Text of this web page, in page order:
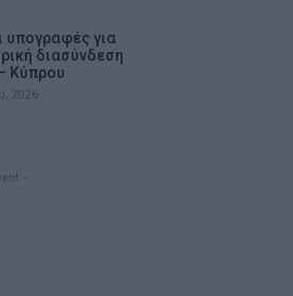
υπογραφές για
διασύνδεση
Κύπρου
2026
-